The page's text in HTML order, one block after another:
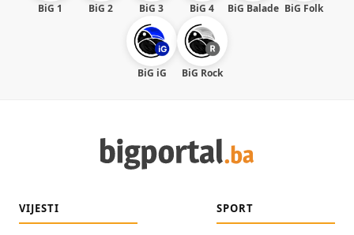
BiG 1 BiG 2 BiG 3 BiG 4 BiG Balade BiG Folk
BiG iG BiG Rock
VIJESTI SPORT